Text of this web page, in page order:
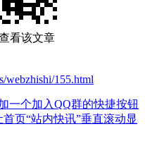
看该文章
webzhishi/155.html
一个加入QQ群的快捷按钮
首页“站内快讯”垂直滚动显